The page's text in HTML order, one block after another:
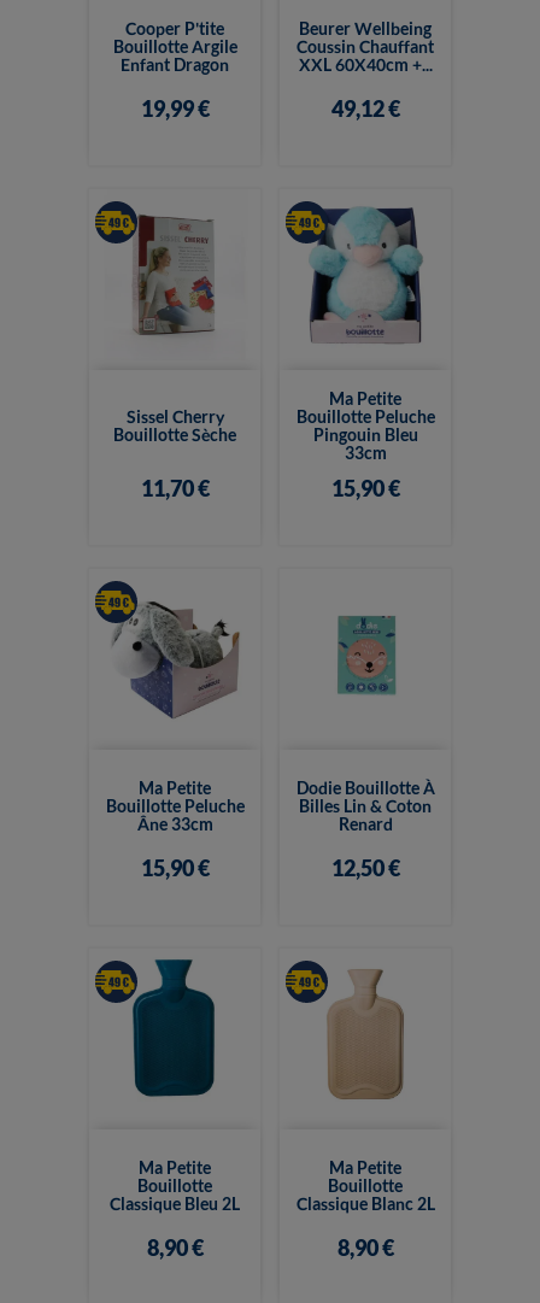
Cooper P'tite
Bouillotte Argile
Enfant Dragon
19,99 €
Beurer Wellbeing
Coussin Chauffant
XXL 60X40cm +...
49,12 €
Sissel Cherry
Bouillotte Sèche
11,70 €
Ma Petite
Bouillotte Peluche
Pingouin Bleu
33cm
15,90 €
Ma Petite
Bouillotte Peluche
Âne 33cm
15,90 €
Dodie Bouillotte À
Billes Lin & Coton
Renard
12,50 €
Ma Petite
Bouillotte
Classique Bleu 2L
8,90 €
Ma Petite
Bouillotte
Classique Blanc 2L
8,90 €